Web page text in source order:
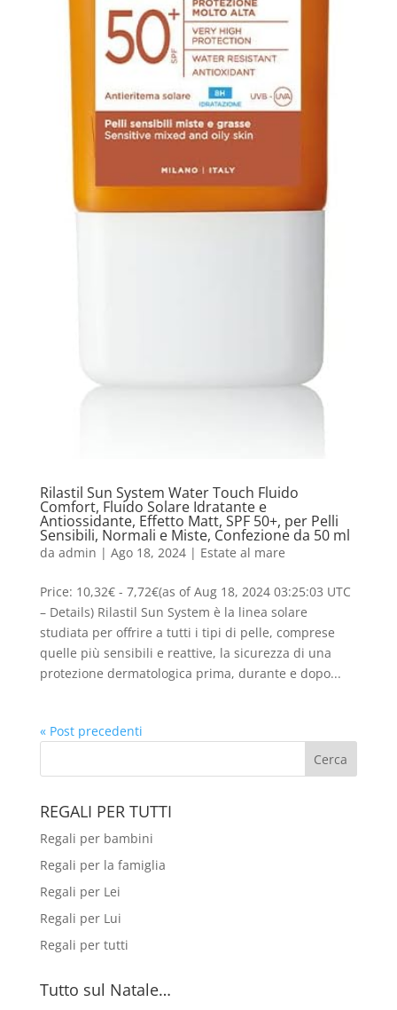
Rilastil Sun System Water Touch Fluido
Comfort, Fluido Solare Idratante e
Antiossidante, Effetto Matt, SPF 50+, per Pelli
Sensibili, Normali e Miste, Confezione da 50 ml
da admin | Ago 18, 2024| Estate al mare
Price: 10,32€ - 7,72€(as of Aug 18, 2024 03:25:03 UTC
– Details) Rilastil Sun System è la linea solare
studiata per offrire a tutti i tipi di pelle, comprese
quelle più sensibili e reattive, la sicurezza di una
protezione dermatologica prima, durante e dopo...
« Post precedenti
REGALI PER TUTTI
Regali per bambini
Regali per la famiglia
Regali per Lei
Regali per Lui
Regali per tutti
Tutto sul Natale…